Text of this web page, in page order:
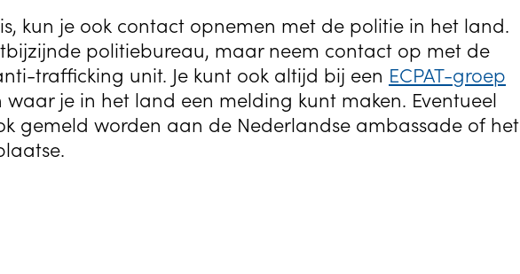
kun je ook contact opnemen met de politie in het land.
politiebureau, maar neem contact op met de
trafficking unit. Je kunt ook altijd bij een ECPAT-groep
je in het land een melding kunt maken. Eventueel
gemeld worden aan de Nederlandse ambassade of het